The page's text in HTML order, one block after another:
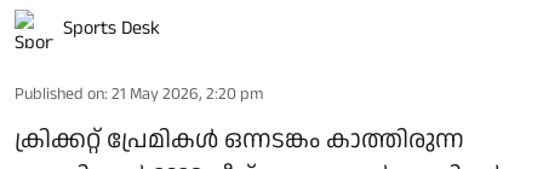
Sports Desk
Published on: 21 May 2026, 2:20 pm
ക്രിക്കറ്റ് പ്രേമികള്‍ ഒന്നടങ്കം കാത്തിരുന്ന